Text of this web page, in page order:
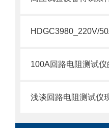
浅谈回路电阻测试仪